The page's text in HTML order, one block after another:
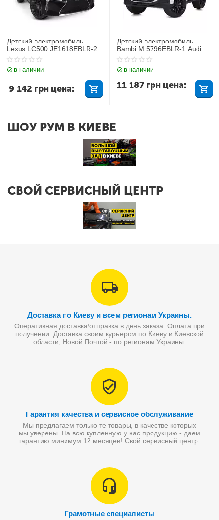
Детский электромобиль
Lexus LC500 JE1618EBLR-2
в наличии
9 142 грн цена:
Детский электромобиль
Bambi M 5796EBLR-1 Audi
Q7
в наличии
11 187 грн цена:
ШОУ РУМ В КИЕВЕ
СВОЙ СЕРВИСНЫЙ ЦЕНТР
Доставка по Киеву и всем регионам Украины.
Оперативная доставка/отправка в день заказа. Оплата при
получении. Доставка своим курьером по Киеву и Киевской
области, Новой Почтой - по регионам Украины.
Гарантия качества и сервисное обслуживание
Мы предлагаем только те товары, в качестве которых
мы уверены. На всю купленную у нас продукцию - даем
гарантию минимум 12 месяцев! Свой сервисный центр.
Грамотные специалисты